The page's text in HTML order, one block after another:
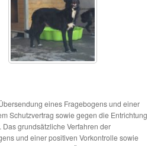
eines Fragebogens und einer
Schutzvertrag sowie gegen die Entrichtung
grundsätzliche Verfahren der
und einer positiven Vorkontrolle sowie